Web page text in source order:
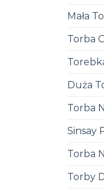
Mała
Torba
Duża
Torba
Sinsay
Torba
Torby